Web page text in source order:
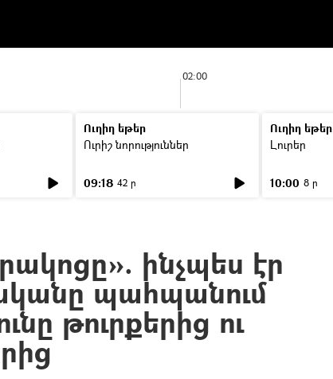
02:00
Ուղիղ եթեր
Ուրիշ նորություններ
09:18 42 ր
Ուղիղ եթեր
Լուրեր
10:00 8 ր
ինչպես էր
պահպանում
թուրքերից ու